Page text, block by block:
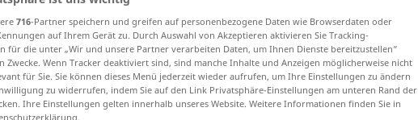
716-Partner speichern und greifen auf personenbezogene Daten wie Browserdaten oder
auf Ihrem Gerät zu. Durch Auswahl von Akzeptieren aktivieren Sie Tracking-
für die unter „Wir und unsere Partner verarbeiten Daten, um Ihnen Dienste bereitzustellen“
Zwecke. Wenn Tracker deaktiviert sind, sind manche Inhalte und Anzeigen möglicherweise nicht
für Sie. Sie können dieses Menü jederzeit wieder aufrufen, um Ihre Einstellungen zu ändern
zu widerrufen, indem Sie auf den Link Privatsphäre-Einstellungen am unteren Rand der
Ihre Einstellungen gelten innerhalb unseres Website. Weitere Informationen finden Sie in